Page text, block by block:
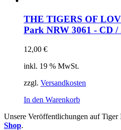
THE TIGERS OF
Park NRW 3061 - CD /
12,00 €
inkl. 19 % MwSt.
zzgl. Versandkosten
In den Warenkorb
Unsere Veröffentlichungen auf
Shop.